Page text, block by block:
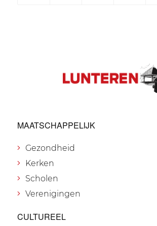
MAATSCHAPPELIJK
Gezondheid
Kerken
Scholen
Verenigingen
CULTUREEL